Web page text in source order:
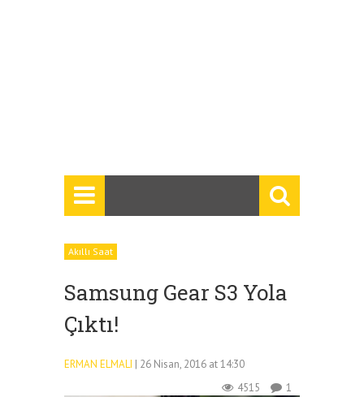
Akıllı Saat
Samsung Gear S3 Yola
Çıktı!
ERMAN ELMALI | 26 Nisan, 2016 at 14:30
4515
1